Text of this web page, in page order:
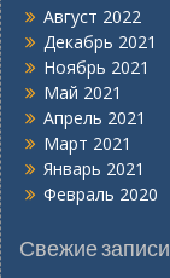
Август 2022
Декабрь 2021
Ноябрь 2021
Май 2021
Апрель 2021
Март 2021
Январь 2021
Февраль 2020
Свежие записи